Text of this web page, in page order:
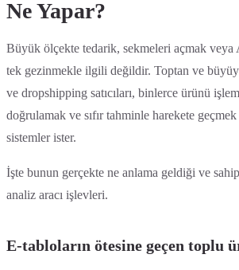
Ne Yapar?
Büyük ölçekte tedarik, sekmeleri açmak veya
tek gezinmekle ilgili değildir. Toptan ve
ve dropshipping satıcıları, binlerce ürünü
doğrulamak ve sıfır tahminle harekete
sistemler ister.
İşte bunun gerçekte ne anlama geldiği ve
analiz aracı işlevleri.
E-tabloların ötesine geçen toplu